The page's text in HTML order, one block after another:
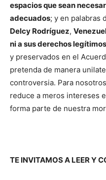
espacios que sean
adecuados; y en palabras
Delcy Rodríguez,
ni a sus derechos legítimos
y preservados en el
pretenda de manera
controversia. Para
reduce a meros intereses
forma parte de nuestra
TE INVITAMOS A LEER Y